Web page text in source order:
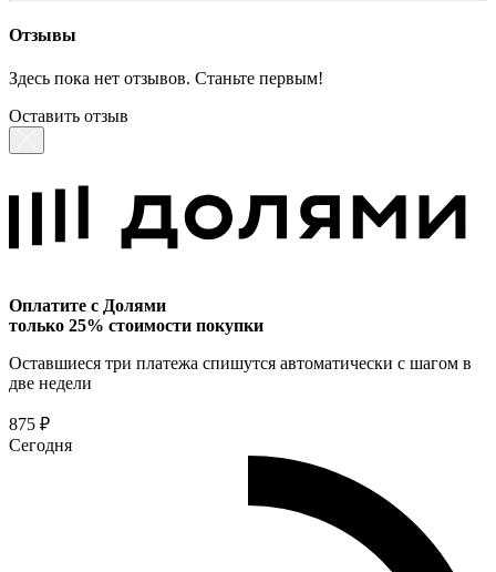
Отзывы
Здесь пока нет отзывов. Станьте первым!
Оставить отзыв
Оплатите с Долями
только 25% стоимости покупки
Оставшиеся три платежа спишутся автоматически с шагом в
две недели
875 ₽
Сегодня